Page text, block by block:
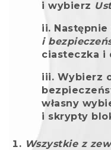
i wybierz
i
ciasteczka i
Wybierz
własny
i skrypty
Wszystkie z